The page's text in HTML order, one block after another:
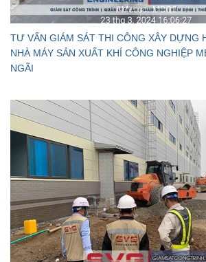
TƯ VẤN GIÁM SÁT THI CÔNG XÂY DỰNG
NHÀ MÁY SẢN XUẤT KHÍ CÔNG NGHIỆP
NGÃI